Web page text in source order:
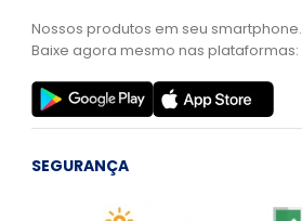
Nossos produtos em seu smartphone.
Baixe agora mesmo nas plataformas:
SEGURANÇA